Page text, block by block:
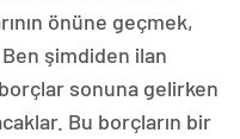
önüne geçmek,
Ben şimdiden ilan
sonuna gelirken
Bu borçların bir